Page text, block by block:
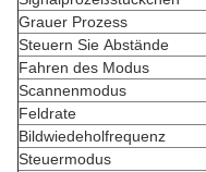
Grauer Prozess
Steuern Sie Abstände
Fahren des Modus
Scannenmodus
Feldrate
Bildwiedeholfrequenz
Steuermodus